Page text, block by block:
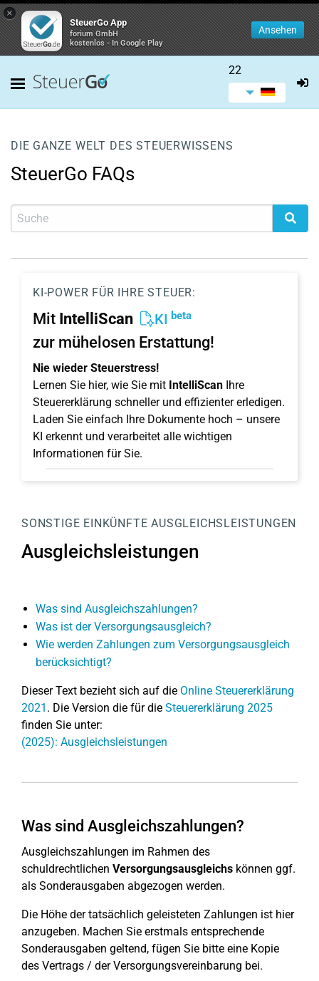
×
SteuerGo App
forium GmbH
kostenlos - In Google Play
Ansehen
22
DIE GANZE WELT DES STEUERWISSENS
SteuerGo FAQs
KI-POWER FÜR IHRE STEUER:
Mit IntelliScan KI beta
zur mühelosen Erstattung!
Nie wieder Steuerstress!
Lernen Sie hier, wie Sie mit IntelliScan Ihre
Steuererklärung schneller und effizienter erledigen.
Laden Sie einfach Ihre Dokumente hoch – unsere
KI erkennt und verarbeitet alle wichtigen
Informationen für Sie.
SONSTIGE EINKÜNFTE AUSGLEICHSLEISTUNGEN
Ausgleichsleistungen
Was sind Ausgleichszahlungen?
Was ist der Versorgungsausgleich?
Wie werden Zahlungen zum Versorgungsausgleich
berücksichtigt?
Dieser Text bezieht sich auf die Online Steuererklärung
2021 . Die Version die für die Steuererklärung 2025
finden Sie unter:
(2025): Ausgleichsleistungen
Was sind Ausgleichszahlungen?
Ausgleichszahlungen im Rahmen des
schuldrechtlichen Versorgungsausgleichs können ggf.
als Sonderausgaben abgezogen werden.
Die Höhe der tatsächlich geleisteten Zahlungen ist hier
anzugeben. Machen Sie erstmals entsprechende
Sonderausgaben geltend, fügen Sie bitte eine Kopie
des Vertrags / der Versorgungsvereinbarung bei.